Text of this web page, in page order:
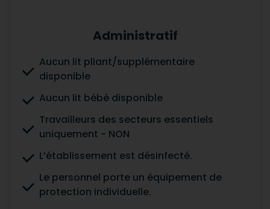
Administratif
Aucun lit pliant/supplémentaire
disponible
Aucun lit bébé disponible
Travailleurs des secteurs essentiels
uniquement - NON
L’établissement est désinfecté.
Le personnel porte un équipement de
protection individuelle.